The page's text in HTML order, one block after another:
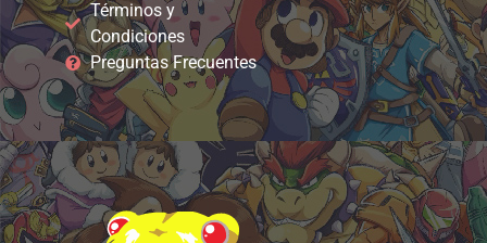
Términos y
Condiciones
Preguntas Frecuentes